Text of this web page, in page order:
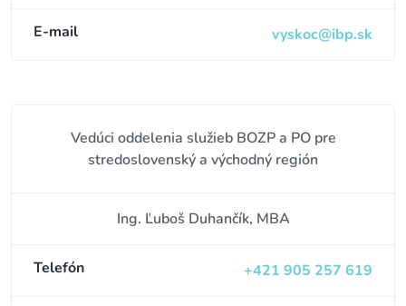
E-mail vyskoc@ibp.sk
Vedúci oddelenia služieb BOZP a PO pre
stredoslovenský a východný región
Ing. Ľuboš Duhančík, MBA
Telefón +421 905 257 619